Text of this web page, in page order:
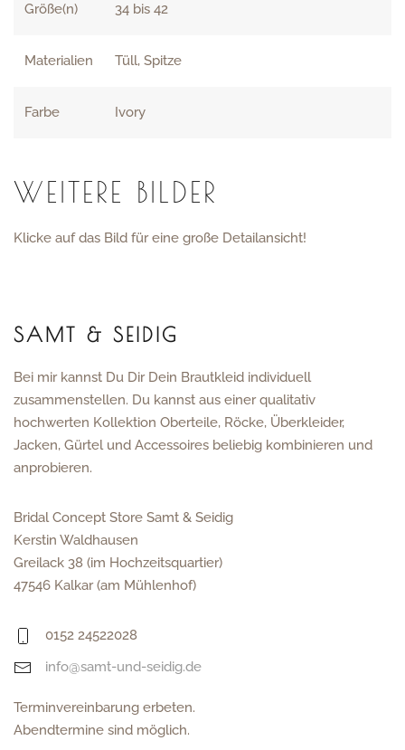
Größe(n) 34 bis 42
Materialien Tüll, Spitze
Farbe Ivory
WEITERE BILDER
Klicke auf das Bild für eine große Detailansicht!
SAMT & SEIDIG
Bei mir kannst Du Dir Dein Brautkleid individuell
zusammenstellen. Du kannst aus einer qualitativ
hochwerten Kollektion Oberteile, Röcke, Überkleider,
Jacken, Gürtel und Accessoires beliebig kombinieren und
anprobieren.
Bridal Concept Store Samt & Seidig
Kerstin Waldhausen
Greilack 38 (im Hochzeitsquartier)
47546 Kalkar (am Mühlenhof)
0152 24522028
info@samt-und-seidig.de
Terminvereinbarung erbeten.
Abendtermine sind möglich.